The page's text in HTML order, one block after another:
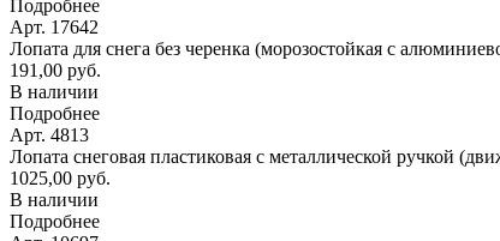
Подробнее
Арт. 17642
Лопата для снега без черенка (морозостойкая с
191,00 руб.
В наличии
Подробнее
Арт. 4813
Лопата снеговая пластиковая с металлической ручкой
1025,00 руб.
В наличии
Подробнее